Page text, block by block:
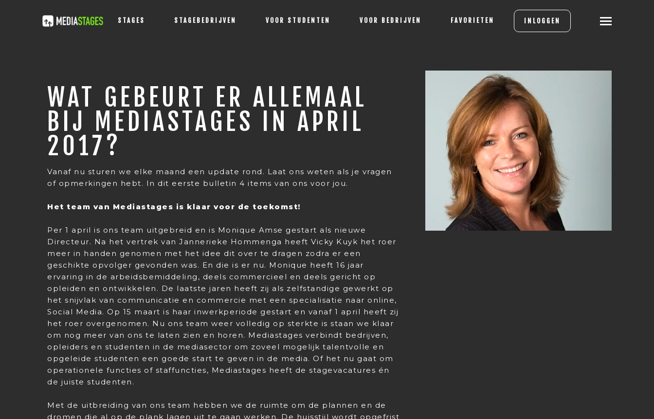
STAGES STAGEBEDRIJVEN VOOR STUDENTEN VOOR BEDRIJVEN FAVORIETEN INLOGGEN
WAT GEBEURT ER ALLEMAAL
BIJ MEDIASTAGES IN APRIL
2017?
Vanaf nu sturen we elke maand een update rond. Laat ons weten als je vragen
of opmerkingen hebt. In dit eerste bulletin 4 items van ons voor jou.
Het team van Mediastages is klaar voor de toekomst!
Per 1 april is ons team uitgebreid en is Monique Amse gestart als nieuwe
Directeur. Na het vertrek van Jannerieke Hommenga heeft Vicky Kuyk het roer
meer in handen genomen met het idee dit over te dragen zodra er een
geschikte opvolger gevonden was. En die is er nu. Monique heeft 16 jaar
ervaring in de arbeidsbemiddeling, deels commercieel en deels gericht op
opleiden en ontwikkelen. De laatste jaren heeft zij als zelfstandige gewerkt op
het snijvlak van communicatie en commercie met een specialisatie naar online,
Social Media. Op 15 maart is haar inwerkperiode gestart en vanaf 1 april heeft zij
het roer overgenomen. Nu ons team weer volledig op sterkte is staan we klaar
om nog meer van ons te laten zien en horen. Mediastages verbindt bedrijven,
opleiders en studenten in de mediasector om zoveel mogelijk talentvolle en
opgeleide studenten een goede start te geven in de media. Of het nu gaat om
operationele functies of staffuncties, Mediastages heeft de stagevacatures én
de juiste studenten.
Met de uitbreiding van ons team hebben we de ruimte om de plannen en de
dromen die al op de plank lagen uit te gaan werken. De huisstijl wordt opgefrist